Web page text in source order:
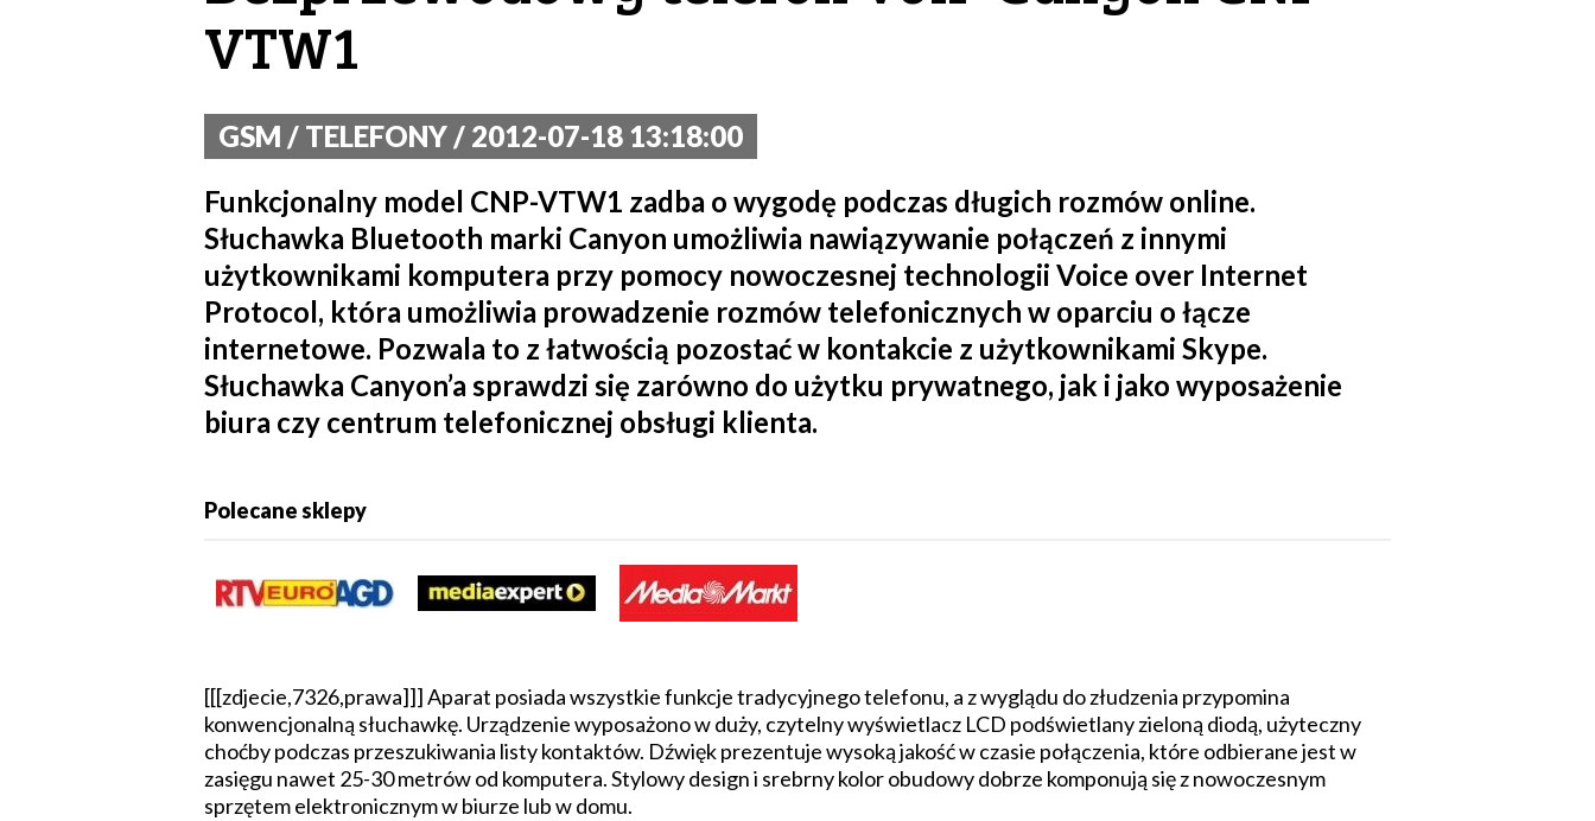
VTW1
GSM / TELEFONY / 2012-07-18 13:18:00
Funkcjonalny model CNP-VTW1 zadba o wygodę podczas długich rozmów online.
Słuchawka Bluetooth marki Canyon umożliwia nawiązywanie połączeń z innymi
użytkownikami komputera przy pomocy nowoczesnej technologii Voice over Internet
Protocol, która umożliwia prowadzenie rozmów telefonicznych w oparciu o łącze
internetowe. Pozwala to z łatwością pozostać w kontakcie z użytkownikami Skype.
Słuchawka Canyon’a sprawdzi się zarówno do użytku prywatnego, jak i jako wyposażenie
biura czy centrum telefonicznej obsługi klienta.
Polecane sklepy
[[[zdjecie,7326,prawa]]] Aparat posiada wszystkie funkcje tradycyjnego telefonu, a z wyglądu do złudzenia przypomina
konwencjonalną słuchawkę. Urządzenie wyposażono w duży, czytelny wyświetlacz LCD podświetlany zieloną diodą, użyteczny
choćby podczas przeszukiwania listy kontaktów. Dźwięk prezentuje wysoką jakość w czasie połączenia, które odbierane jest w
zasięgu nawet 25-30 metrów od komputera. Stylowy design i srebrny kolor obudowy dobrze komponują się z nowoczesnym
sprzętem elektronicznym w biurze lub w domu.